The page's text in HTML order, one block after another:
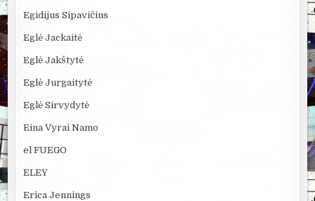
Egidijus Sipavičius
Eglė Jackaitė
Eglė Jakštytė
Eglė Jurgaitytė
Eglė Sirvydytė
Eina Vyrai Namo
el FUEGO
ELEY
Erica Jennings